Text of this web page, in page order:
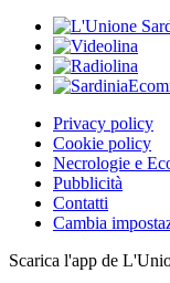
Privacy policy
Cookie policy
Necrologie e
Pubblicità
Contatti
Cambia
Scarica l'app de